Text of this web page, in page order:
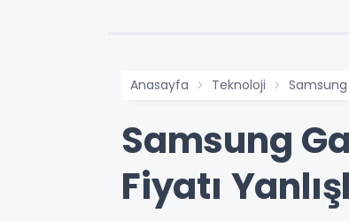
Anasayfa Teknoloji Samsung
Samsung
Fiyatı